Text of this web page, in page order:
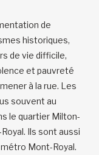
de
historiques,
de vie difficile,
et pauvreté
à la rue. Les
souvent au
le quartier Milton-
Ils sont aussi
Mont-Royal.